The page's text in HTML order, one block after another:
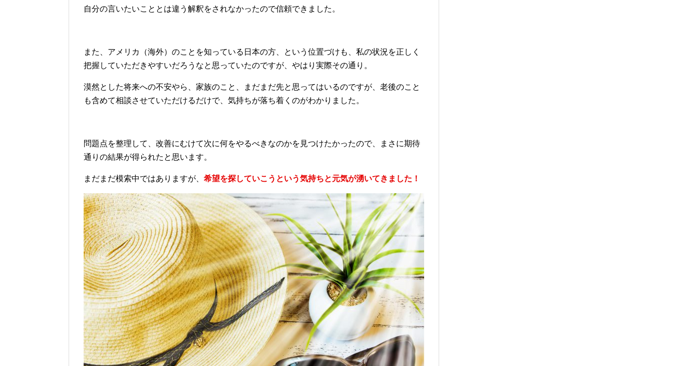
自分の言いたいこととは違う解釈をされなかったので信頼できました。
また、アメリカ（海外）のことを知っている日本の方、という位置づけも、私の状況を正しく
把握していただきやすいだろうなと思っていたのですが、やはり実際その通り。
漠然とした将来への不安やら、家族のこと、まだまだ先と思ってはいるのですが、老後のこと
も含めて相談させていただけるだけで、気持ちが落ち着くのがわかりました。
問題点を整理して、改善にむけて次に何をやるべきなのかを見つけたかったので、まさに期待
通りの結果が得られたと思います。
まだまだ模索中ではありますが、 希望を探していこうという気持ちと元気が湧いてきました！